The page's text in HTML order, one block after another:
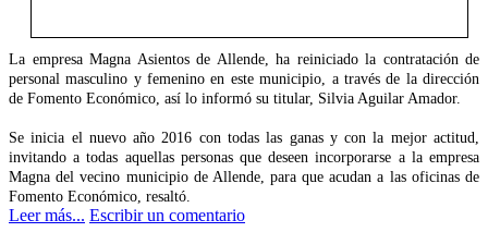
La empresa Magna Asientos de Allende, ha reiniciado la contratación de
personal masculino y femenino en este municipio, a través de la dirección
de Fomento Económico, así lo informó su titular, Silvia Aguilar Amador.
Se inicia el nuevo año 2016 con todas las ganas y con la mejor actitud,
invitando a todas aquellas personas que deseen incorporarse a la empresa
Magna del vecino municipio de Allende, para que acudan a las oficinas de
Fomento Económico, resaltó.
Leer más... Escribir un comentario